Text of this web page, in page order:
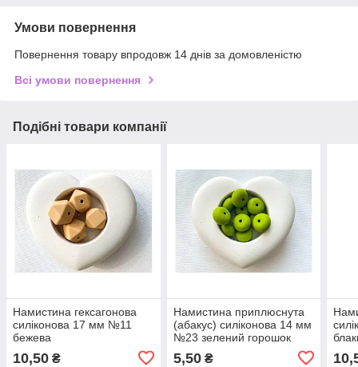
Умови повернення
Повернення товару впродовж 14 днів за домовленістю
Всі умови повернення
Подібні товари компанії
Намистина гексагонова
силіконова 17 мм №11
бежева
10,50 ₴
Намистина приплюснута
(абакус) силіконова 14 мм
№23 зелений горошок
5,50₴